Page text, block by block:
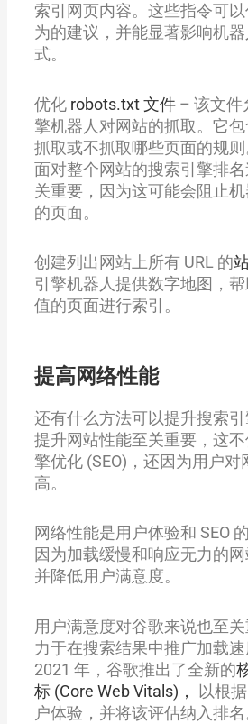
索引网页内容。这些指令可
为的建议，并能显著影响机
式。
优化 robots.txt 文件– 该文件
擎机器人对网站的抓取。它
抓取或不抓取哪些页面的规
面对整个网站的搜索引擎排
关重要，因为这可能会阻止
的页面。
创建列出网站上所有 URL 的
引擎机器人提供数字地图，
值的页面进行索引。
提高网络性能
还有什么方法可以提升搜索引
提升网站性能至关重要，这
擎优化 (SEO)，还因为用户对
高。
网络性能是用户体验和 SEO
因为加载缓慢和响应无力的
并降低用户满意度。
用户满意度对谷歌来说也至
力于在搜索结果中推广加载速
2021 年，谷歌推出了全新的
标 (Core Web Vitals)，
以根
户体验，并将该评估纳入排名